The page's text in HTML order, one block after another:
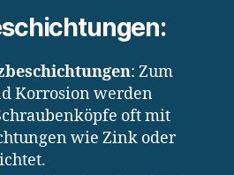
: Zum
Korrosion werden
oft mit
wie Zink oder